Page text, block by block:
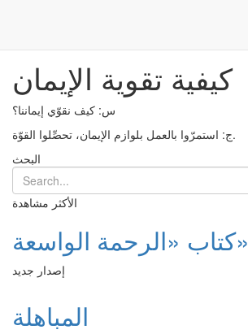
كيفية تقوية الإيمان
س: كیف نقوّي إيماننا؟
ج: استمرّوا بالعمل بلوازم الإيمان، تحصِّلوا القوّة.
البحث
الأكثر مشاهدة
كتاب «الرحمة الواسعة»
إصدار جديد
المباهلة